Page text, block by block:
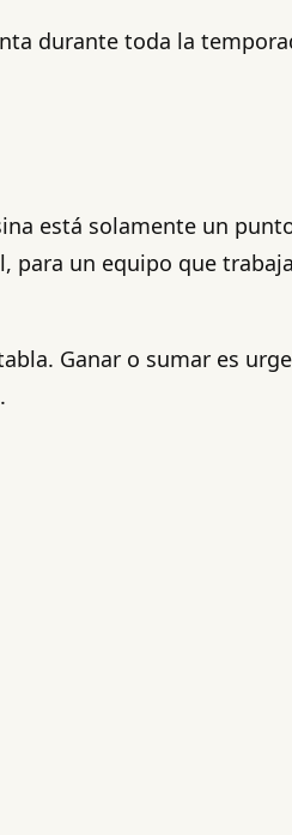
durante toda la
está solamente un
un equipo que
Ganar o sumar es